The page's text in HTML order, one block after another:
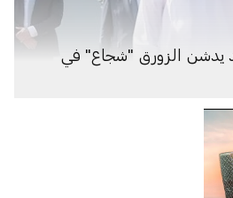
يدشن الزورق "شجاع" في